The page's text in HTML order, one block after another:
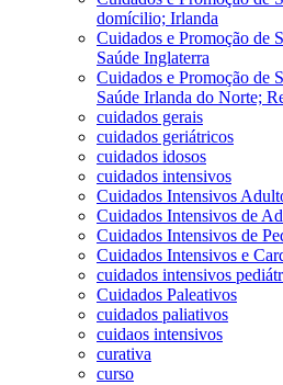
domícilio; Irlanda
Cuidados e Promoção de
Saúde Inglaterra
Cuidados e Promoção de
Saúde Irlanda do Norte;
cuidados gerais
cuidados geriátricos
cuidados idosos
cuidados intensivos
Cuidados Intensivos
Cuidados Intensivos de
Cuidados Intensivos de
Cuidados Intensivos e
cuidados intensivos
Cuidados Paleativos
cuidados paliativos
cuidaos intensivos
curativa
curso